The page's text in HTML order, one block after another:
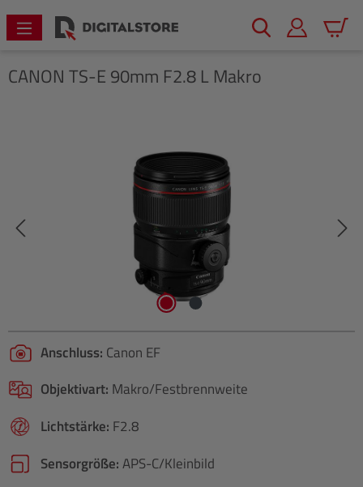
springen
CANON TS-E 90mm F2.8 L Makro
Anschluss: Canon EF
Objektivart: Makro/Festbrennweite
Lichtstärke: F2.8
Sensorgröße:APS-C/​Kleinbild